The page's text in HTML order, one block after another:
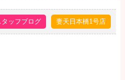
妻天日本橋1号店
タッフブログ